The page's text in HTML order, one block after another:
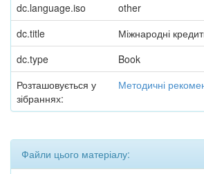
dc.language.iso
other
dc.title
Міжнародні
dc.type
Book
Розташовується у
зібраннях:
Методичні
Файли цього матеріалу: